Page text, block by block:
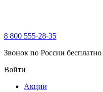
8 800 555-28-35
Звонок по России
Войти
Акции